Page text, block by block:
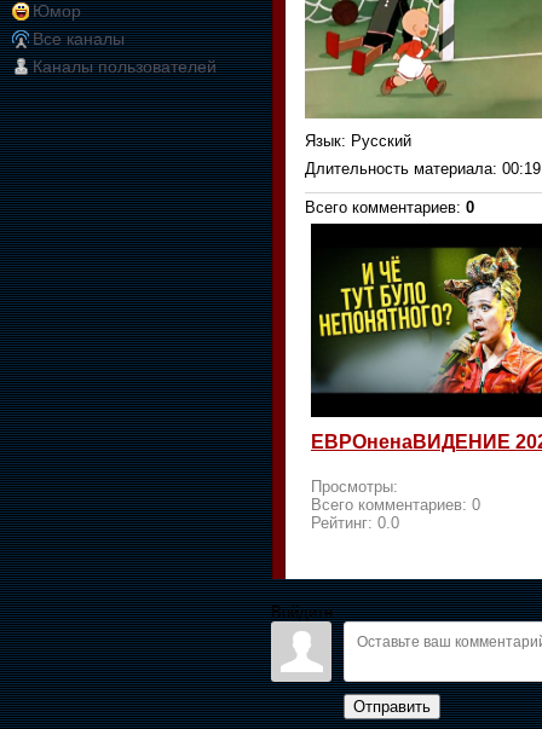
Юмор
Все каналы
Каналы пользователей
Язык: Русский
Длительность материала:
Всего комментариев: 0
ЕВРОненаВИДЕНИЕ
Просмотры:
Всего комментариев: 0
Рейтинг: 0.0
Войдите:
Отправить